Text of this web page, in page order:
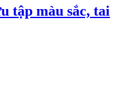
tập màu sắc, tai